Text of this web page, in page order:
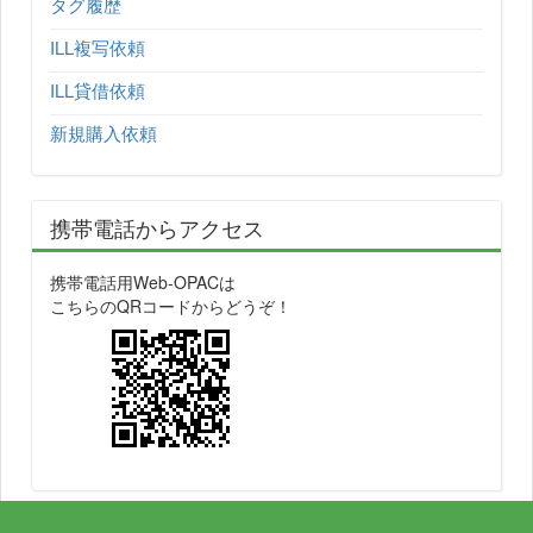
ILL複写依頼
ILL貸借依頼
新規購入依頼
携帯電話からアクセス
携帯電話用Web-OPACは
こちらのQRコードからどうぞ！